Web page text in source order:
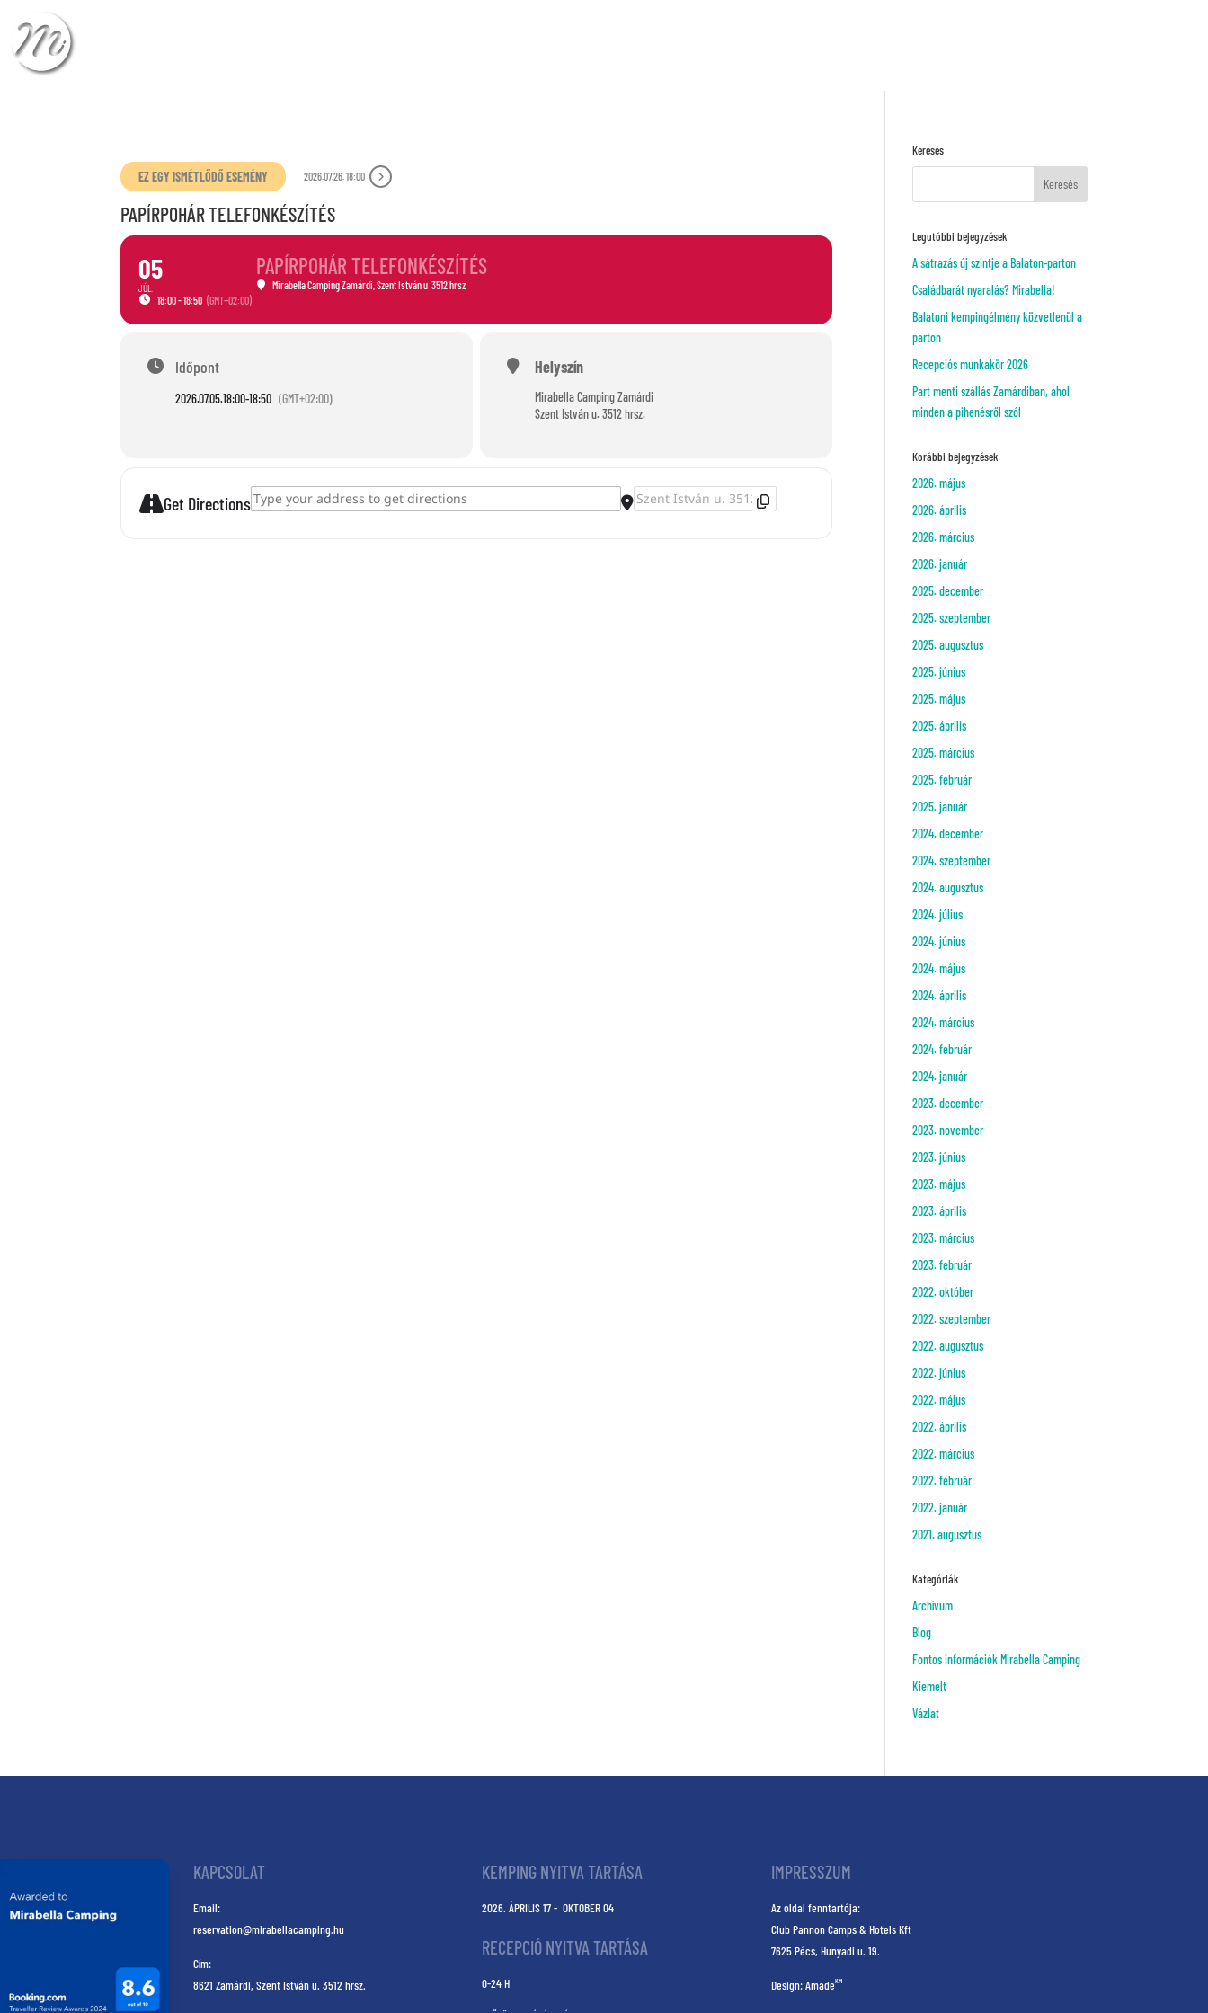
EZ EGY ISMÉTLŐDŐ ESEMÉNY 2026.07.26. 18:00
PAPÍRPOHÁR TELEFONKÉSZÍTÉS
05
JÚL.
18:00 - 18:50 (GMT+02:00)
PAPÍRPOHÁR TELEFONKÉSZÍTÉS
Mirabella Camping Zamárdi , Szent István u. 3512 hrsz.
Időpont
2026.07.05.18:00-18:50 (GMT+02:00)
Helyszín
Mirabella Camping Zamárdi
Szent István u. 3512 hrsz.
Get DirectionsAddress - Papírpohár telefonkészítés [] Destination Address - Papírpohár telefonkészítés []
Keresés
Legutóbbi bejegyzések
A sátrazás új szintje a Balaton-parton
Családbarát nyaralás? Mirabella!
Balatoni kempingélmény közvetlenül a
parton
Recepciós munkakör 2026
Part menti szállás Zamárdiban, ahol
minden a pihenésről szól
Korábbi bejegyzések
2026. május
2026. április
2026. március
2026. január
2025. december
2025. szeptember
2025. augusztus
2025. június
2025. május
2025. április
2025. március
2025. február
2025. január
2024. december
2024. szeptember
2024. augusztus
2024. július
2024. június
2024. május
2024. április
2024. március
2024. február
2024. január
2023. december
2023. november
2023. június
2023. május
2023. április
2023. március
2023. február
2022. október
2022. szeptember
2022. augusztus
2022. június
2022. május
2022. április
2022. március
2022. február
2022. január
2021. augusztus
Kategóriák
Archívum
Blog
Fontos információk Mirabella Camping
Kiemelt
Vázlat
KAPCSOLAT
Email:
reservation@mirabellacamping.hu
Cím:
8621 Zamárdi, Szent István u. 3512 hrsz.
KEMPING NYITVA TARTÁSA
2026. ÁPRILIS 17 - OKTÓBER 04
RECEPCIÓ NYITVA TARTÁSA
0-24 H
IMPRESSZUM
Az oldal fenntartója:
Club Pannon Camps & Hotels Kft
7625 Pécs, Hunyadi u. 19.
Design:AmadeKM